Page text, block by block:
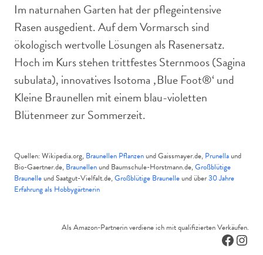
Im naturnahen Garten hat der pflegeintensive
Rasen ausgedient. Auf dem Vormarsch sind
ökologisch wertvolle Lösungen als Rasenersatz.
Hoch im Kurs stehen trittfestes Sternmoos (Sagina
subulata), innovatives Isotoma ‚Blue Foot®‘ und
Kleine Braunellen mit einem blau-violetten
Blütenmeer zur Sommerzeit.
Quellen: Wikipedia.org, Braunellen Pflanzenund Gaissmayer.de, Prunellaund
Bio-Gaertner.de, Braunellenund Baumschule-Horstmann.de,Großblütige
Braunelleund Saatgut-Vielfalt.de,Großblütige Braunelleund über30 Jahre
Erfahrung als Hobbygärtnerin
Als Amazon-Partnerin verdiene ich mit qualifizierten Verkäufen.